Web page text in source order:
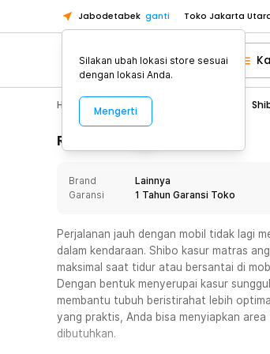
Jabodetabek ganti Toko Jakarta
Toko Tangerang
Toko Cikupa
Pick n Go Jakarta
Pick n Go Bekasi
Toko Tangerang
Toko Cikupa
Pick n Go Jakarta
Pick n Go Bekasi
Pick n Go Depok
Hobby Mobil
Rincian Produk
Brand
Lainnya
Garansi
1 Tahun Garansi Toko
Perjalanan jauh dengan mobil tidak lagi
dalam kendaraan. Shibo kasur matras
maksimal saat tidur atau bersantai di
Dengan bentuk menyerupai kasur
membantu tubuh beristirahat lebih
yang praktis, Anda bisa menyiapkan
dibutuhkan.
Silakan ubah lokasi store sesuai
dengan lokasi Anda.
Mengerti